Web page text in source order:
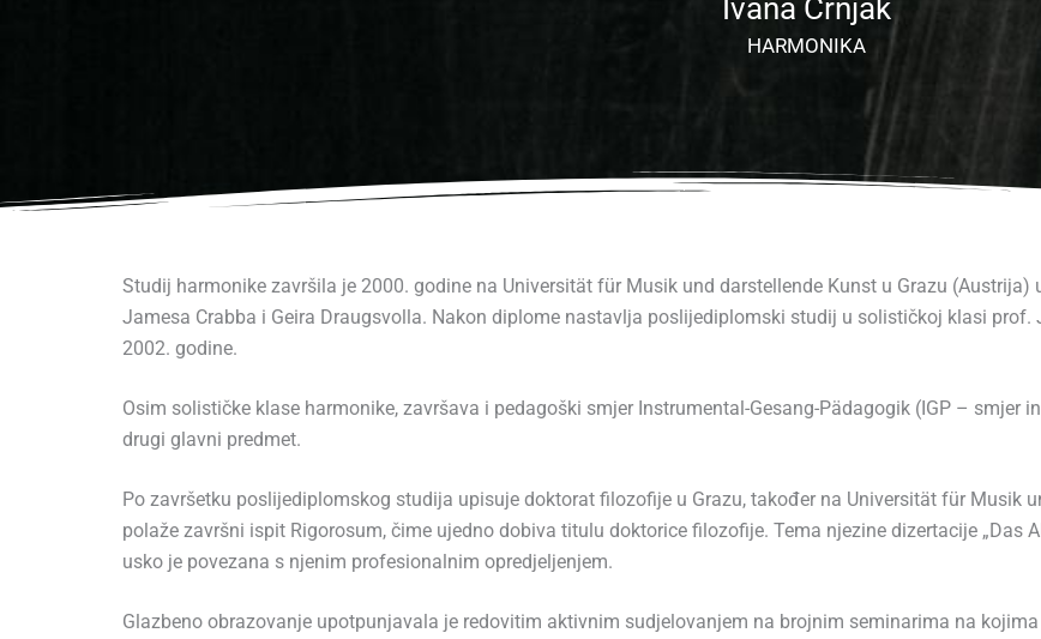
Ivana Črnjak
HARMONIKA
Studij harmonike završila je 2000. godine na Universität für Musik und darstellende Kunst u Grazu
Jamesa Crabba i Geira Draugsvolla. Nakon diplome nastavlja poslijediplomski studij u solističkoj klasi
2002. godine.
Osim solističke klase harmonike, završava i pedagoški smjer Instrumental-Gesang-Pädagogik (IGP – smjer
drugi glavni predmet.
Po završetku poslijediplomskog studija upisuje doktorat filozofije u Grazu, također na Universität für Musik
polaže završni ispit Rigorosum, čime ujedno dobiva titulu doktorice filozofije. Tema njezine dizertacije „Das
usko je povezana s njenim profesionalnim opredjeljenjem.
Glazbeno obrazovanje upotpunjavala je redovitim aktivnim sudjelovanjem na brojnim seminarima na